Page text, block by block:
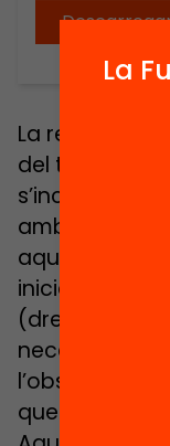
La
del text
s’inclou en la
amb els
aquells drets
inicials i previs
(dret de
necessitat
l’obsessió de
que es
La